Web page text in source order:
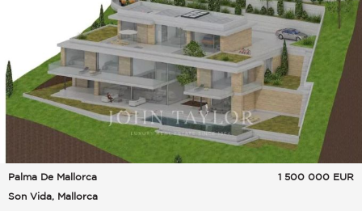
Palma De Mallorca
Son Vida, Mallorca
1 500 000 EUR